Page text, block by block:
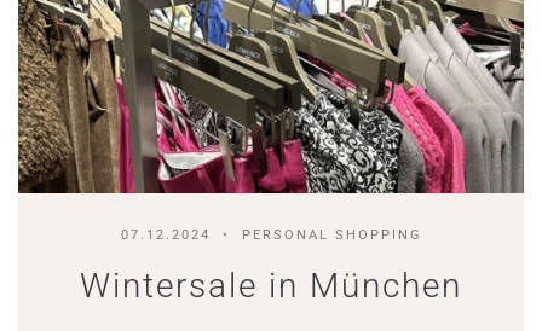
07.12.2024 PERSONAL SHOPPING
Wintersale in München